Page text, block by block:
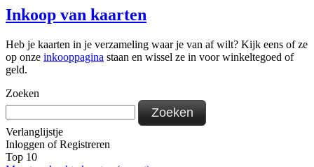
Inkoop van kaarten
Heb je kaarten in je verzameling waar je van af wilt? Kijk eens of ze
op onze inkooppagina staan en wissel ze in voor winkeltegoed of
geld.
Zoeken
Zoeken
Verlanglijstje
Inloggen ofRegistreren
Top 10